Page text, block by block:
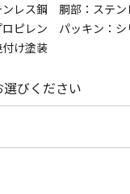
ンレス鋼 胴部：ステ
ロピレン パッキン：シ
け塗装
びください